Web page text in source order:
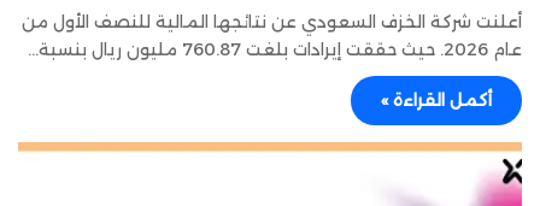
أعلنت شركة الخزف السعودي عن نتائجها المالية للنصف الأول من
عام 2026. حيث حققت إيرادات بلغت 760.87 مليون ريال بنسبة…
أكمل القراءة »